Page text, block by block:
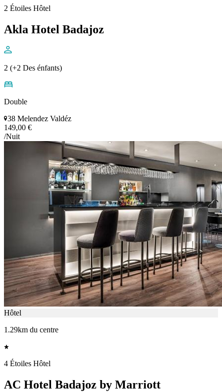
2 Étoiles Hôtel
Akla Hotel Badajoz
2 (+2 Des énfants)
Double
38 Melendez Valdéz
149,00 €
/Nuit
Hôtel
1.29km du centre
4 Étoiles Hôtel
AC Hotel Badajoz by Marriott